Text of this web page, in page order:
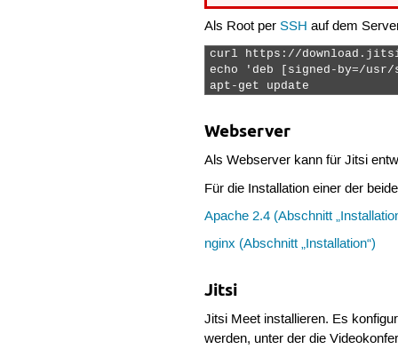
Als Root perSSH auf dem
curl https://
echo 'deb [signed-by=/
apt-get update
Webserver
Als Webserver kann für Jitsi
Für die Installation einer der
Apache 2.4 (Abschnitt
nginx (Abschnitt „Installation“)
Jitsi
Jitsi Meet installieren. Es
werden, unter der die